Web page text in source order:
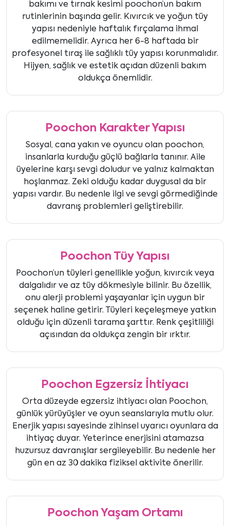
bakımı ve tırnak kesimi poochon’un bakım
rutinlerinin başında gelir. Kıvırcık ve yoğun tüy
yapısı nedeniyle haftalık fırçalama ihmal
edilmemelidir. Ayrıca her 6-8 haftada bir
profesyonel tıraş ile sağlıklı tüy yapısı korunmalıdır.
Hijyen, sağlık ve estetik açıdan düzenli bakım
oldukça önemlidir.
Poochon Karakter Yapısı
Sosyal, cana yakın ve oyuncu olan poochon,
insanlarla kurduğu güçlü bağlarla tanınır. Aile
üyelerine karşı sevgi doludur ve yalnız kalmaktan
hoşlanmaz. Zeki olduğu kadar duygusal da bir
yapısı vardır. Bu nedenle ilgi ve sevgi görmediğinde
davranış problemleri geliştirebilir.
Poochon Tüy Yapısı
Poochon’un tüyleri genellikle yoğun, kıvırcık veya
dalgalıdır ve az tüy dökmesiyle bilinir. Bu özellik,
onu alerji problemi yaşayanlar için uygun bir
seçenek haline getirir. Tüyleri keçeleşmeye yatkın
olduğu için düzenli tarama şarttır. Renk çeşitliliği
açısından da oldukça zengin bir ırktır.
Poochon Egzersiz İhtiyacı
Orta düzeyde egzersiz ihtiyacı olan Poochon,
günlük yürüyüşler ve oyun seanslarıyla mutlu olur.
Enerjik yapısı sayesinde zihinsel uyarıcı oyunlara da
ihtiyaç duyar. Yeterince enerjisini atamazsa
huzursuz davranışlar sergileyebilir. Bu nedenle her
gün en az 30 dakika fiziksel aktivite önerilir.
Poochon Yaşam Ortamı